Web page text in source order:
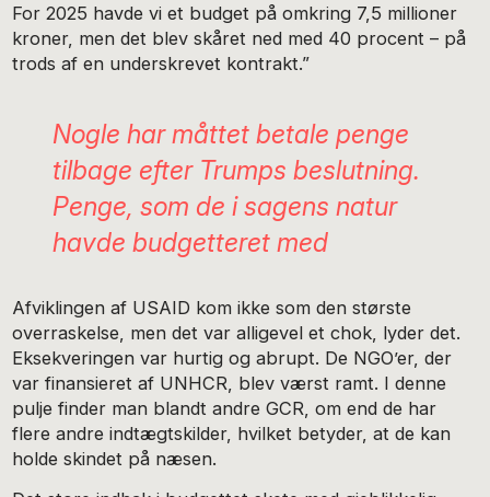
For 2025 havde vi et budget på omkring 7,5 millioner
kroner, men det blev skåret ned med 40 procent – på
trods af en underskrevet kontrakt.”
Nogle har måttet betale penge
tilbage efter Trumps beslutning.
Penge, som de i sagens natur
havde budgetteret med
Afviklingen af USAID kom ikke som den største
overraskelse, men det var alligevel et chok, lyder det.
Eksekveringen var hurtig og abrupt. De NGO’er, der
var finansieret af UNHCR, blev værst ramt. I denne
pulje finder man blandt andre GCR, om end de har
flere andre indtægtskilder, hvilket betyder, at de kan
holde skindet på næsen.